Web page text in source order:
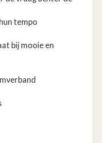
tempo
bij mooie en